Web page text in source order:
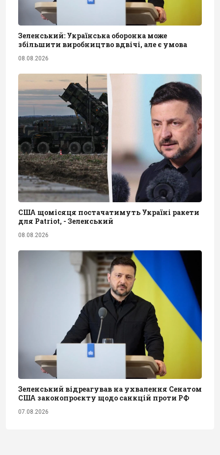
Зеленський: Українська оборонка може
збільшити виробництво вдвічі, але є умова
08.08.2026
США щомісяця постачатимуть Україні ракети
для Patriot, - Зеленський
08.08.2026
Зеленський відреагував на ухвалення Сенатом
США законопроєкту щодо санкцій проти РФ
07.08.2026